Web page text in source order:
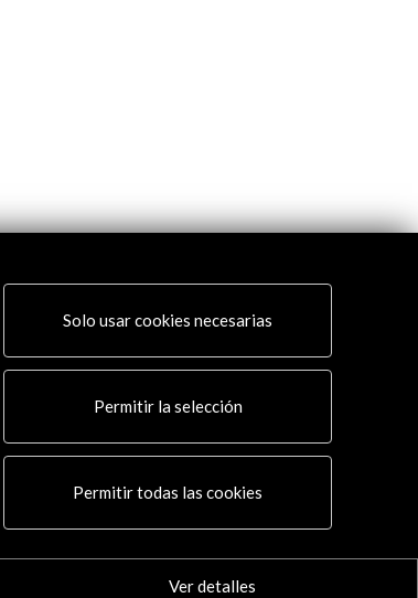
Solo usar cookies necesarias
Permitir la selección
Permitir todas las cookies
Ver detalles